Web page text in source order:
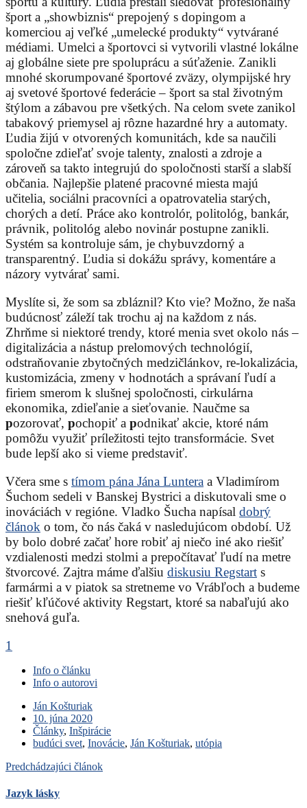
šport a „showbiznis“ prepojený s dopingom a
komerciou aj veľké „umelecké produkty“ vytvárané
médiami. Umelci a športovci si vytvorili vlastné lokálne
aj globálne siete pre spoluprácu a súťaženie. Zanikli
mnohé skorumpované športové zväzy, olympijské hry
aj svetové športové federácie – šport sa stal životným
štýlom a zábavou pre všetkých. Na celom svete zanikol
tabakový priemysel aj rôzne hazardné hry a automaty.
Ľudia žijú v otvorených komunitách, kde sa naučili
spoločne zdieľať svoje talenty, znalosti a zdroje a
zároveň sa takto integrujú do spoločnosti starší a slabší
občania. Najlepšie platené pracovné miesta majú
učitelia, sociálni pracovníci a opatrovatelia starých,
chorých a detí. Práce ako kontrolór, politológ, bankár,
právnik, politológ alebo novinár postupne zanikli.
Systém sa kontroluje sám, je chybuvzdorný a
transparentný. Ľudia si dokážu správy, komentáre a
názory vytvárať sami.
Myslíte si, že som sa zbláznil? Kto vie? Možno, že naša
budúcnosť záleží tak trochu aj na každom z nás.
Zhrňme si niektoré trendy, ktoré menia svet okolo nás –
digitalizácia a nástup prelomových technológií,
odstraňovanie zbytočných medzičlánkov, re-lokalizácia,
kustomizácia, zmeny v hodnotách a správaní ľudí a
firiem smerom k slušnej spoločnosti, cirkulárna
ekonomika, zdieľanie a sieťovanie. Naučme sa
pozorovať, pochopiť a podnikať akcie, ktoré nám
pomôžu využiť príležitosti tejto transformácie. Svet
bude lepší ako si vieme predstaviť.
Včera sme s tímom pána Jána Luntera a Vladimírom
Šuchom sedeli v Banskej Bystrici a diskutovali sme o
inováciách v regióne. Vladko Šucha napísal dobrý
článok o tom, čo nás čaká v nasledujúcom období. Už
by bolo dobré začať hore robiť aj niečo iné ako riešiť
vzdialenosti medzi stolmi a prepočítavať ľudí na metre
štvorcové. Zajtra máme ďalšiu diskusiu Regstart s
farmármi a v piatok sa stretneme vo Vrábľoch a budeme
riešiť kľúčové aktivity Regstart, ktoré sa nabaľujú ako
snehová guľa.
1
Info o článku
Info o autorovi
Ján Košturiak
10. júna 2020
Články, Inšpirácie
budúci svet, Inovácie, Ján Košturiak, utópia
Predchádzajúci článok
Jazyk lásky